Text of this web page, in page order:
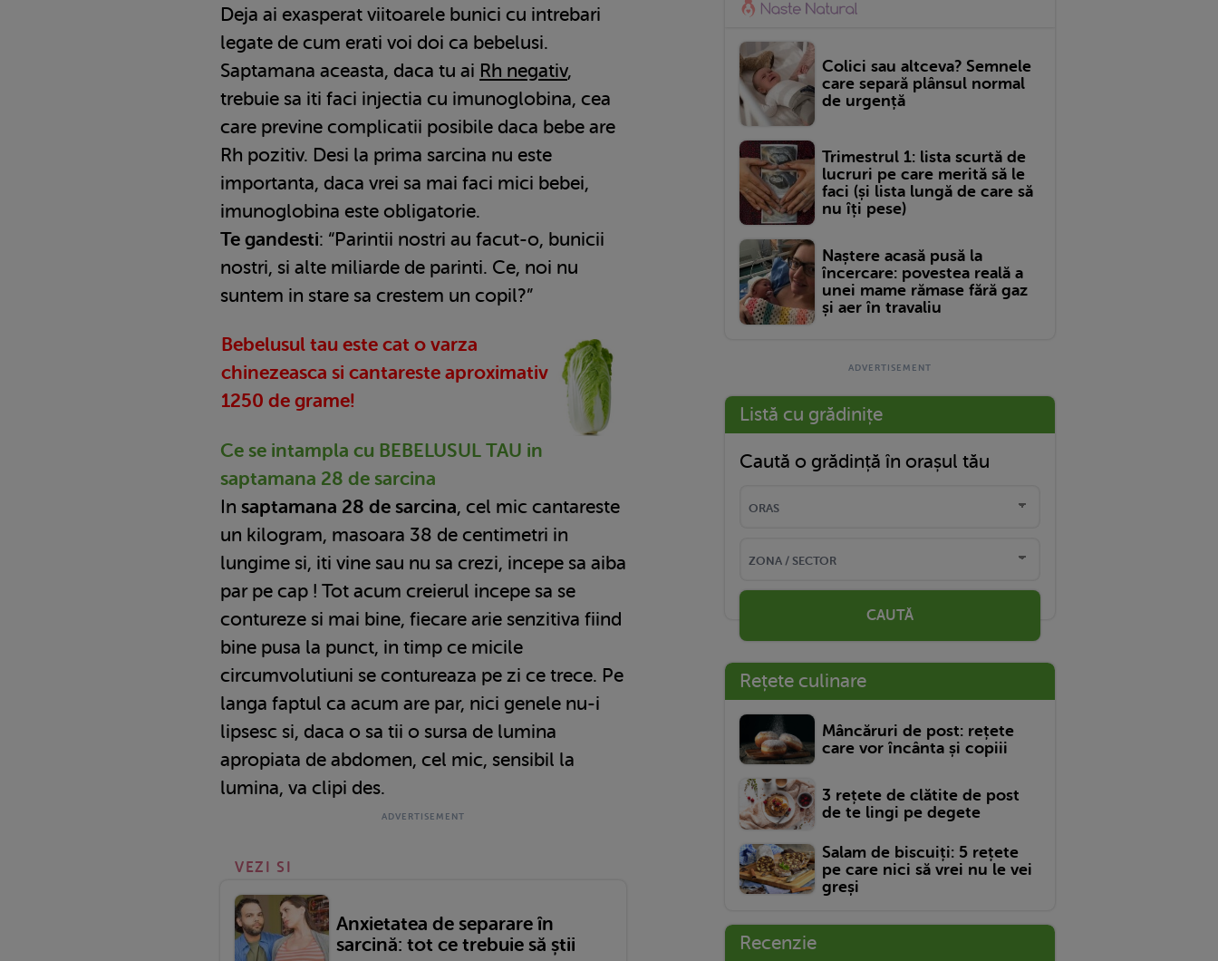
Deja ai exasperat viitoarele bunici cu intrebari
legate de cum erati voi doi ca bebelusi.
Saptamana aceasta, daca tu ai Rh negativ,
trebuie sa iti faci injectia cu imunoglobina, cea
care previne complicatii posibile daca bebe are
Rh pozitiv. Desi la prima sarcina nu este
importanta, daca vrei sa mai faci mici bebei,
imunoglobina este obligatorie.
Te gandesti: “Parintii nostri au facut-o, bunicii
nostri, si alte miliarde de parinti. Ce, noi nu
suntem in stare sa crestem un copil?”
Bebelusul tau este cat o varza
chinezeasca si cantareste aproximativ
1250 de grame!
Ce se intampla cu BEBELUSUL TAU in
saptamana 28 de sarcina
In saptamana 28 de sarcina, cel mic cantareste
un kilogram, masoara 38 de centimetri in
lungime si, iti vine sau nu sa crezi, incepe sa aiba
par pe cap ! Tot acum creierul incepe sa se
contureze si mai bine, fiecare arie senzitiva fiind
bine pusa la punct, in timp ce micile
circumvolutiuni se contureaza pe zi ce trece. Pe
langa faptul ca acum are par, nici genele nu-i
lipsesc si, daca o sa tii o sursa de lumina
apropiata de abdomen, cel mic, sensibil la
lumina, va clipi des.
VEZI SI
Anxietatea de separare în
sarcină: tot ce trebuie să știi
Colici sau altceva? Semnele
care separă plânsul normal
de urgență
Trimestrul 1: lista scurtă de
lucruri pe care merită să le
faci (și lista lungă de care să
nu îți pese)
Naștere acasă pusă la
încercare: povestea reală a
unei mame rămase fără gaz
și aer în travaliu
Listă cu grădinițe
Caută o grădință în orașul tău
CAUTĂ
Rețete culinare
Mâncăruri de post: rețete
care vor încânta și copiii
3 rețete de clătite de post
de te lingi pe degete
Salam de biscuiți: 5 rețete
pe care nici să vrei nu le vei
greși
Recenzie